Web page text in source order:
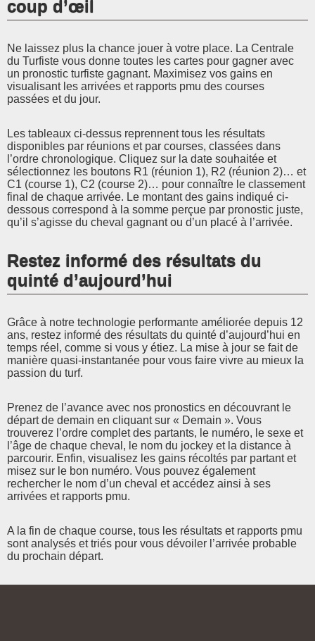
coup d’œil
Ne laissez plus la chance jouer à votre place. La Centrale
du Turfiste vous donne toutes les cartes pour gagner avec
un pronostic turfiste gagnant. Maximisez vos gains en
visualisant les arrivées et rapports pmu des courses
passées et du jour.
Les tableaux ci-dessus reprennent tous les résultats
disponibles par réunions et par courses, classées dans
l’ordre chronologique. Cliquez sur la date souhaitée et
sélectionnez les boutons R1 (réunion 1), R2 (réunion 2)… et
C1 (course 1), C2 (course 2)… pour connaître le classement
final de chaque arrivée. Le montant des gains indiqué ci-
dessous correspond à la somme perçue par pronostic juste,
qu’il s’agisse du cheval gagnant ou d’un placé à l’arrivée.
Restez informé des résultats du
quinté d’aujourd’hui
Grâce à notre technologie performante améliorée depuis 12
ans, restez informé des résultats du quinté d’aujourd’hui en
temps réel, comme si vous y étiez. La mise à jour se fait de
manière quasi-instantanée pour vous faire vivre au mieux la
passion du turf.
Prenez de l’avance avec nos pronostics en découvrant le
départ de demain en cliquant sur « Demain ». Vous
trouverez l’ordre complet des partants, le numéro, le sexe et
l’âge de chaque cheval, le nom du jockey et la distance à
parcourir. Enfin, visualisez les gains récoltés par partant et
misez sur le bon numéro. Vous pouvez également
rechercher le nom d’un cheval et accédez ainsi à ses
arrivées et rapports pmu.
A la fin de chaque course, tous les résultats et rapports pmu
sont analysés et triés pour vous dévoiler l’arrivée probable
du prochain départ.